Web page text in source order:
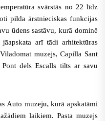
svārstās no 22 līdz
pilda ārstnieciskas funkcijas
ūdens sastāvu, kurā dominē
arī tādi arhitektūras
muzejs, Capilla Sant
dels Escalls tilts ar savu
Auto muzeju, kurā apskatāmi
laikiem. Pasta muzejs